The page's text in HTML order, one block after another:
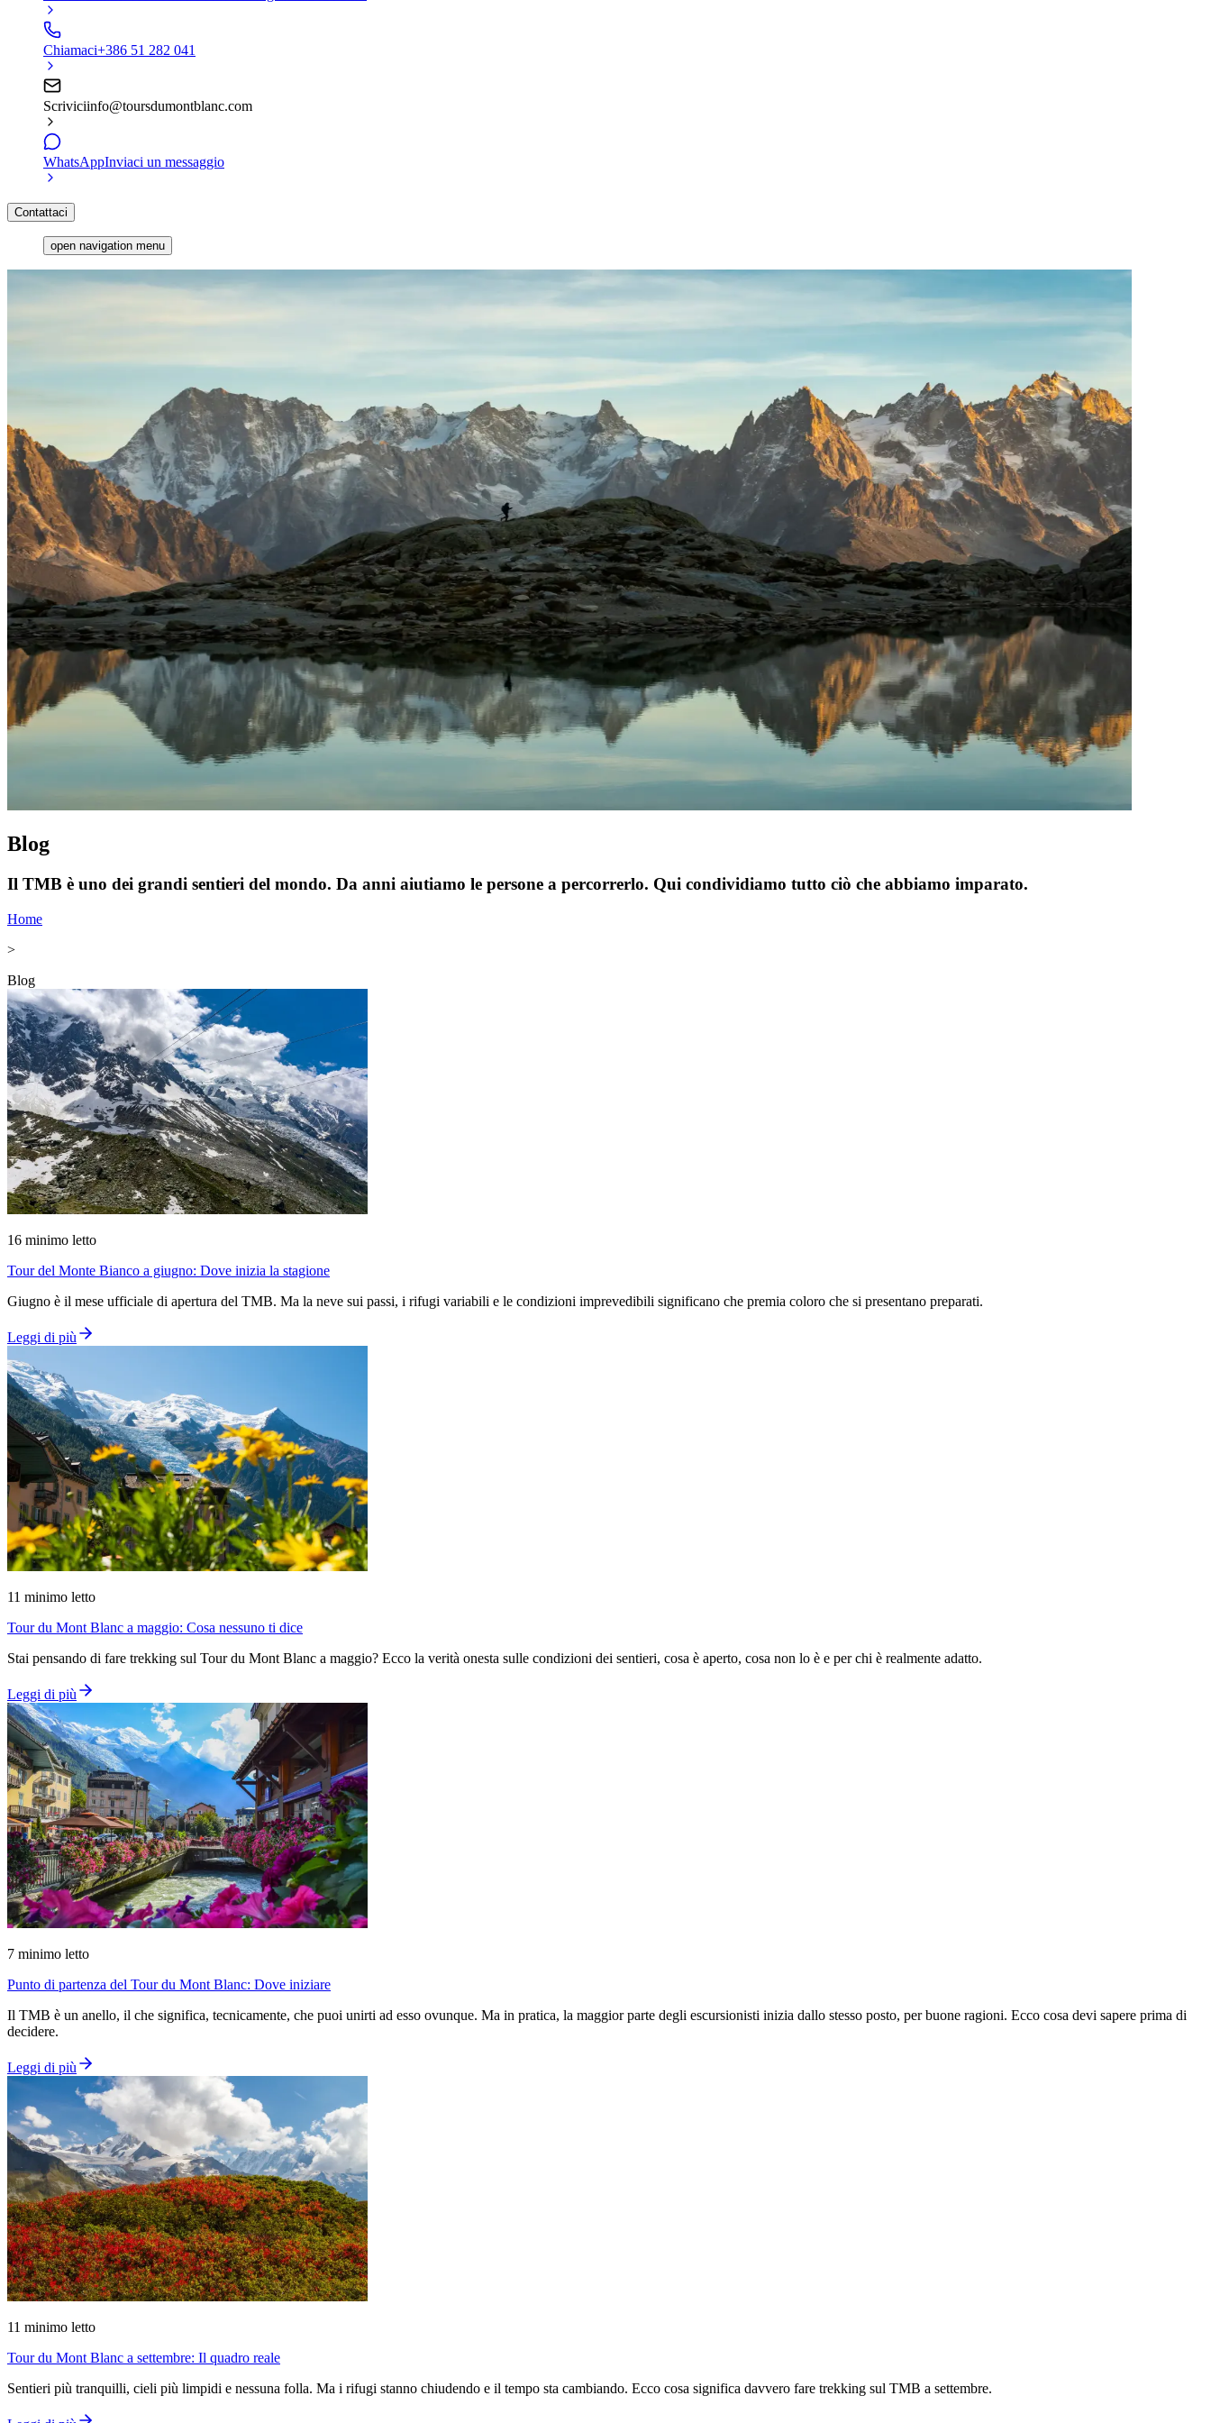
Chiamaci+386 51 282 041
Scriviciinfo@toursdumontblanc.com
WhatsAppInviaci un messaggio
Contattaci
open navigation menu
Blog
Il TMB è uno dei grandi sentieri del mondo. Da anni aiutiamo le persone a percorrerlo. Qui condividiamo tutto ciò che abbiamo imparato.
Home
>
Blog
16 minimo letto
Tour del Monte Bianco a giugno: Dove inizia la stagione
Giugno è il mese ufficiale di apertura del TMB. Ma la neve sui passi, i rifugi variabili e le condizioni imprevedibili significano che premia coloro che si presentano preparati.
Leggi di più
11 minimo letto
Tour du Mont Blanc a maggio: Cosa nessuno ti dice
Stai pensando di fare trekking sul Tour du Mont Blanc a maggio? Ecco la verità onesta sulle condizioni dei sentieri, cosa è aperto, cosa non lo è e per chi è realmente adatto.
Leggi di più
7 minimo letto
Punto di partenza del Tour du Mont Blanc: Dove iniziare
Il TMB è un anello, il che significa, tecnicamente, che puoi unirti ad esso ovunque. Ma in pratica, la maggior parte degli escursionisti inizia dallo stesso posto, per buone ragioni. Ecco cosa devi sapere prima di
decidere.
Leggi di più
11 minimo letto
Tour du Mont Blanc a settembre: Il quadro reale
Sentieri più tranquilli, cieli più limpidi e nessuna folla. Ma i rifugi stanno chiudendo e il tempo sta cambiando. Ecco cosa significa davvero fare trekking sul TMB a settembre.